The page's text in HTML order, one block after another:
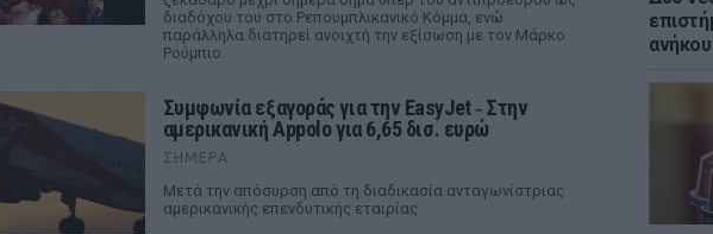
διαδόχου του στο Ρεπουμπλικανικό Κόμμα, ενώ
παράλληλα διατηρεί ανοιχτή την εξίσωση με τον Μάρκο
Ρούμπιο.
Συμφωνία εξαγοράς για την EasyJet ‑ Στην
αμερικανική Appolo για 6,65 δισ. ευρώ
ΣΉΜΕΡΑ
Μετά την απόσυρση από τη διαδικασία ανταγωνίστριας
αμερικανικής επενδυτικής εταιρίας